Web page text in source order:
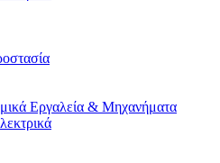
Εργαλεία & Μηχανήματα